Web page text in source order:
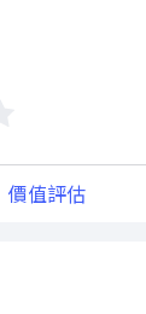
價值評估